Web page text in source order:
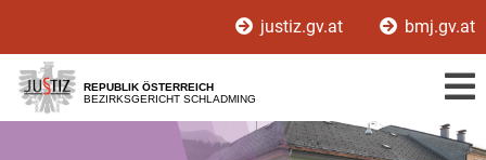
[1]
[2]
[3]
justiz.gv.at bmj.gv.at
REPUBLIK ÖSTERREICH
BEZIRKSGERICHT SCHLADMING